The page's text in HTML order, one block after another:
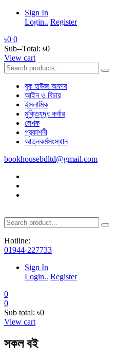
Sign In
Login.. Register
৳0 0
Sub--Total: ৳0
View cart
বুক হাউজ অফার
আইন ও বিচার
ইসলামিক
মুক্তিযুদ্ধ কর্নার
লেখক
প্রকাশনী
আত্নকর্মসংস্থান
bookhousebdltd@gmail.com
Hotline:
01944-227733
Sign In
Login.. Register
0
0
Sub total: ৳0
View cart
সকল বই